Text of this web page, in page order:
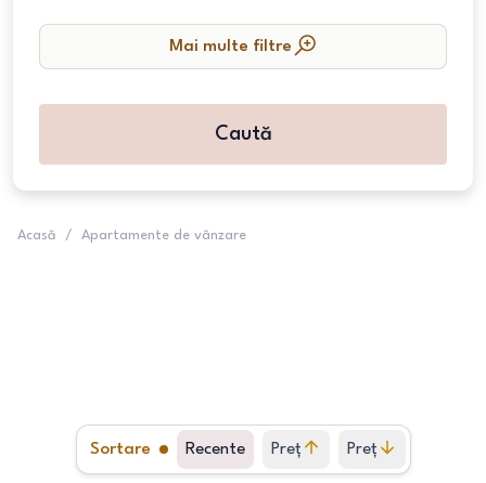
Mai multe filtre
Caută
Acasă / Apartamente de vânzare
Sortare Recente Preț
crescător
Preț
descrescător